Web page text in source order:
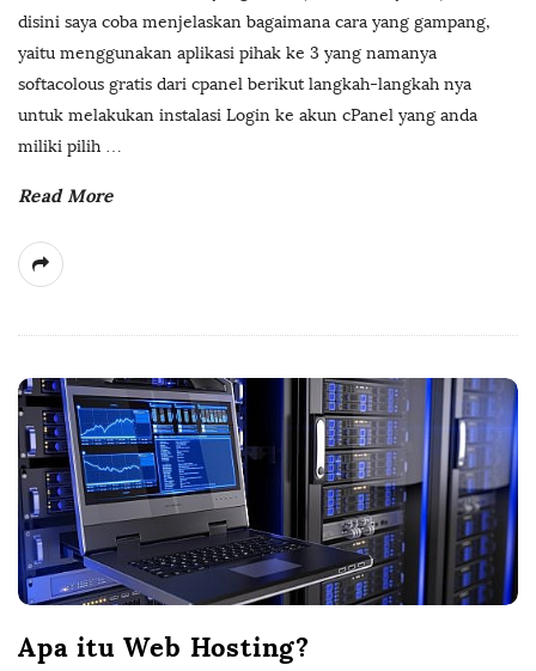
disini saya coba menjelaskan bagaimana cara yang gampang,
yaitu menggunakan aplikasi pihak ke 3 yang namanya
softacolous gratis dari cpanel berikut langkah-langkah nya
untuk melakukan instalasi Login ke akun cPanel yang anda
miliki pilih …
Read More
Apa itu Web Hosting?